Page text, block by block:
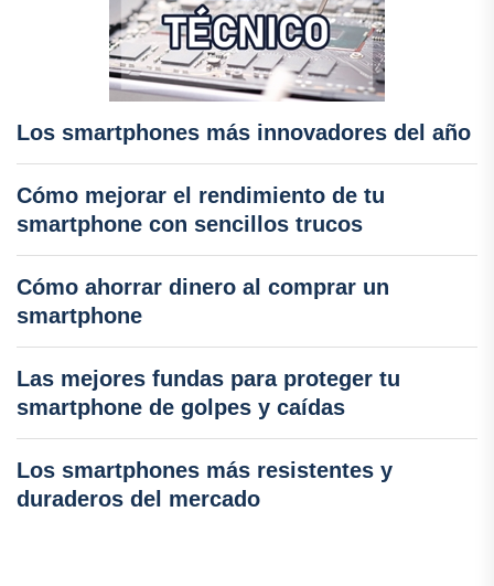
Los smartphones más innovadores del año
Cómo mejorar el rendimiento de tu
smartphone con sencillos trucos
Cómo ahorrar dinero al comprar un
smartphone
Las mejores fundas para proteger tu
smartphone de golpes y caídas
Los smartphones más resistentes y
duraderos del mercado